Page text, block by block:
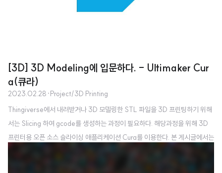
[3D] 3D Modeling에 입문하다. - Ultimaker Cur
a(큐라)
2023.02.28 ·Project/3D Printing
Thingiverse에서 내려받거나 3D 모델링한 STL 파일을 3D 프린팅하기 위해
서는 Slicing 하여 gcode를 생성하는 과정이 필요하다. 해당과정을 위해 3D
프린터용 오픈 소스 슬라이싱 애플리케이션 Cura를 이용한다. 본 게시글에서는